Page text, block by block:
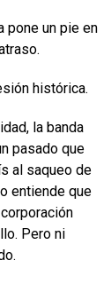
pone un pie en
histórica.
la banda
pasado que
al saqueo de
entiende que
Pero ni